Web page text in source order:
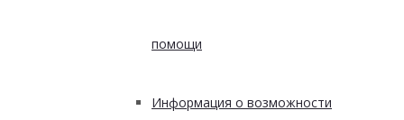
помощи
Информация о возможности